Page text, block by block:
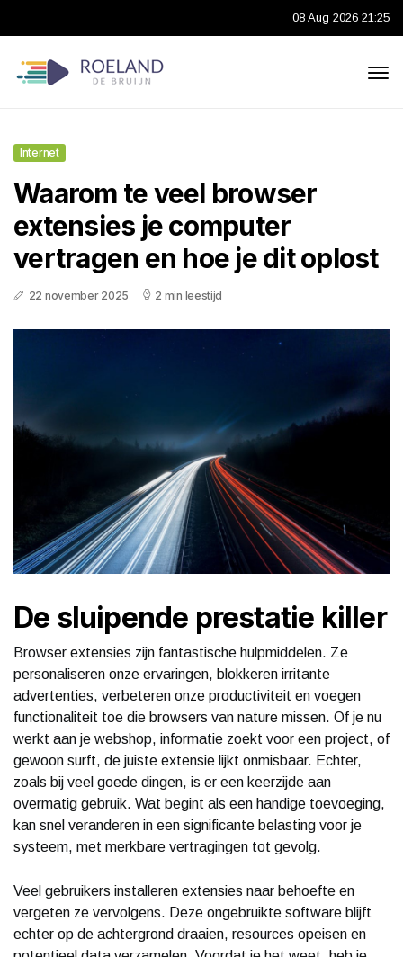
08 Aug 2026 21:25
Internet
Waarom te veel browser
extensies je computer
vertragen en hoe je dit oplost
22 november 2025 2 min leestijd
De sluipende prestatie killer
Browser extensies zijn fantastische hulpmiddelen. Ze
personaliseren onze ervaringen, blokkeren irritante
advertenties, verbeteren onze productiviteit en voegen
functionaliteit toe die browsers van nature missen. Of je nu
werkt aan je webshop, informatie zoekt voor een project, of
gewoon surft, de juiste extensie lijkt onmisbaar. Echter,
zoals bij veel goede dingen, is er een keerzijde aan
overmatig gebruik. Wat begint als een handige toevoeging,
kan snel veranderen in een significante belasting voor je
systeem, met merkbare vertragingen tot gevolg.
Veel gebruikers installeren extensies naar behoefte en
vergeten ze vervolgens. Deze ongebruikte software blijft
echter op de achtergrond draaien, resources opeisen en